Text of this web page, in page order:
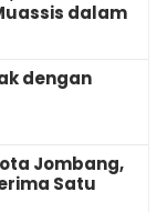
dalam
dengan
Jombang,
Satu